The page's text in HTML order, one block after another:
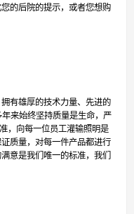
的后院的提示，或者您想购
有雄厚的技术力量、先进的
来始终坚持质量是生命，严
，向每一位员工灌输照明是
质量，对每一件产品都进行
意是我们唯一的标准，我们